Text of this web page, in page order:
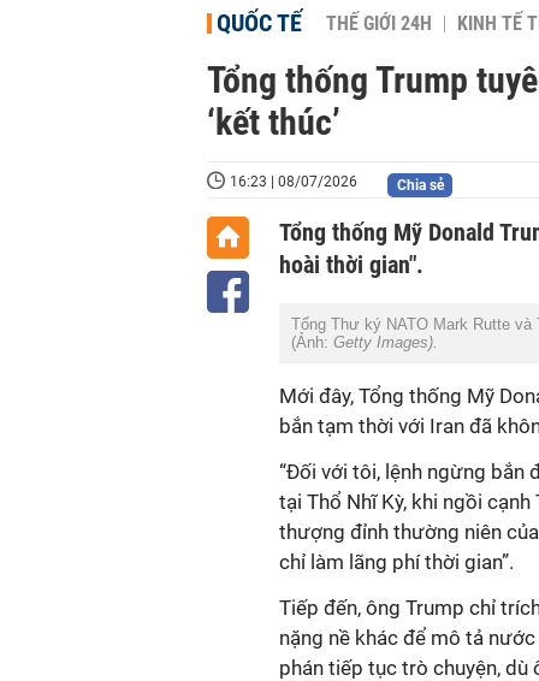
QUỐC TẾ THẾ GIỚI 24H KINH TẾ
Tổng thống Trump
‘kết thúc’
16:23 | 08/07/2026 Chia sẻ
Tổng thống Mỹ Donald
hoài thời gian".
Tổng Thư ký NATO Mark Rutte và
(Ảnh: Getty Images).
Mới đây, Tổng thống Mỹ
bắn tạm thời với Iran đã
“Đối với tôi, lệnh ngừng bắn
tại Thổ Nhĩ Kỳ, khi ngồi
thượng đỉnh thường niên
chỉ làm lãng phí thời gian”.
Tiếp đến, ông Trump chỉ
nặng nề khác để mô tả
phán tiếp tục trò chuyện,